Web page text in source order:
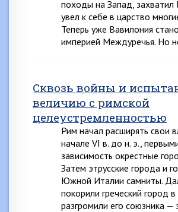
походы на Запад, захватил
увел к себе в царство
Теперь уже Вавилония
империей Междуречья. Но
Сквозь войны и
величию с римской
целеустремленностью
Рим начал расширять свои
начале VI в. до н. э.,
зависимость окрестные
Затем этрусские города и
Южной Италии самниты.
покорили греческий город
разгромили его союзника —